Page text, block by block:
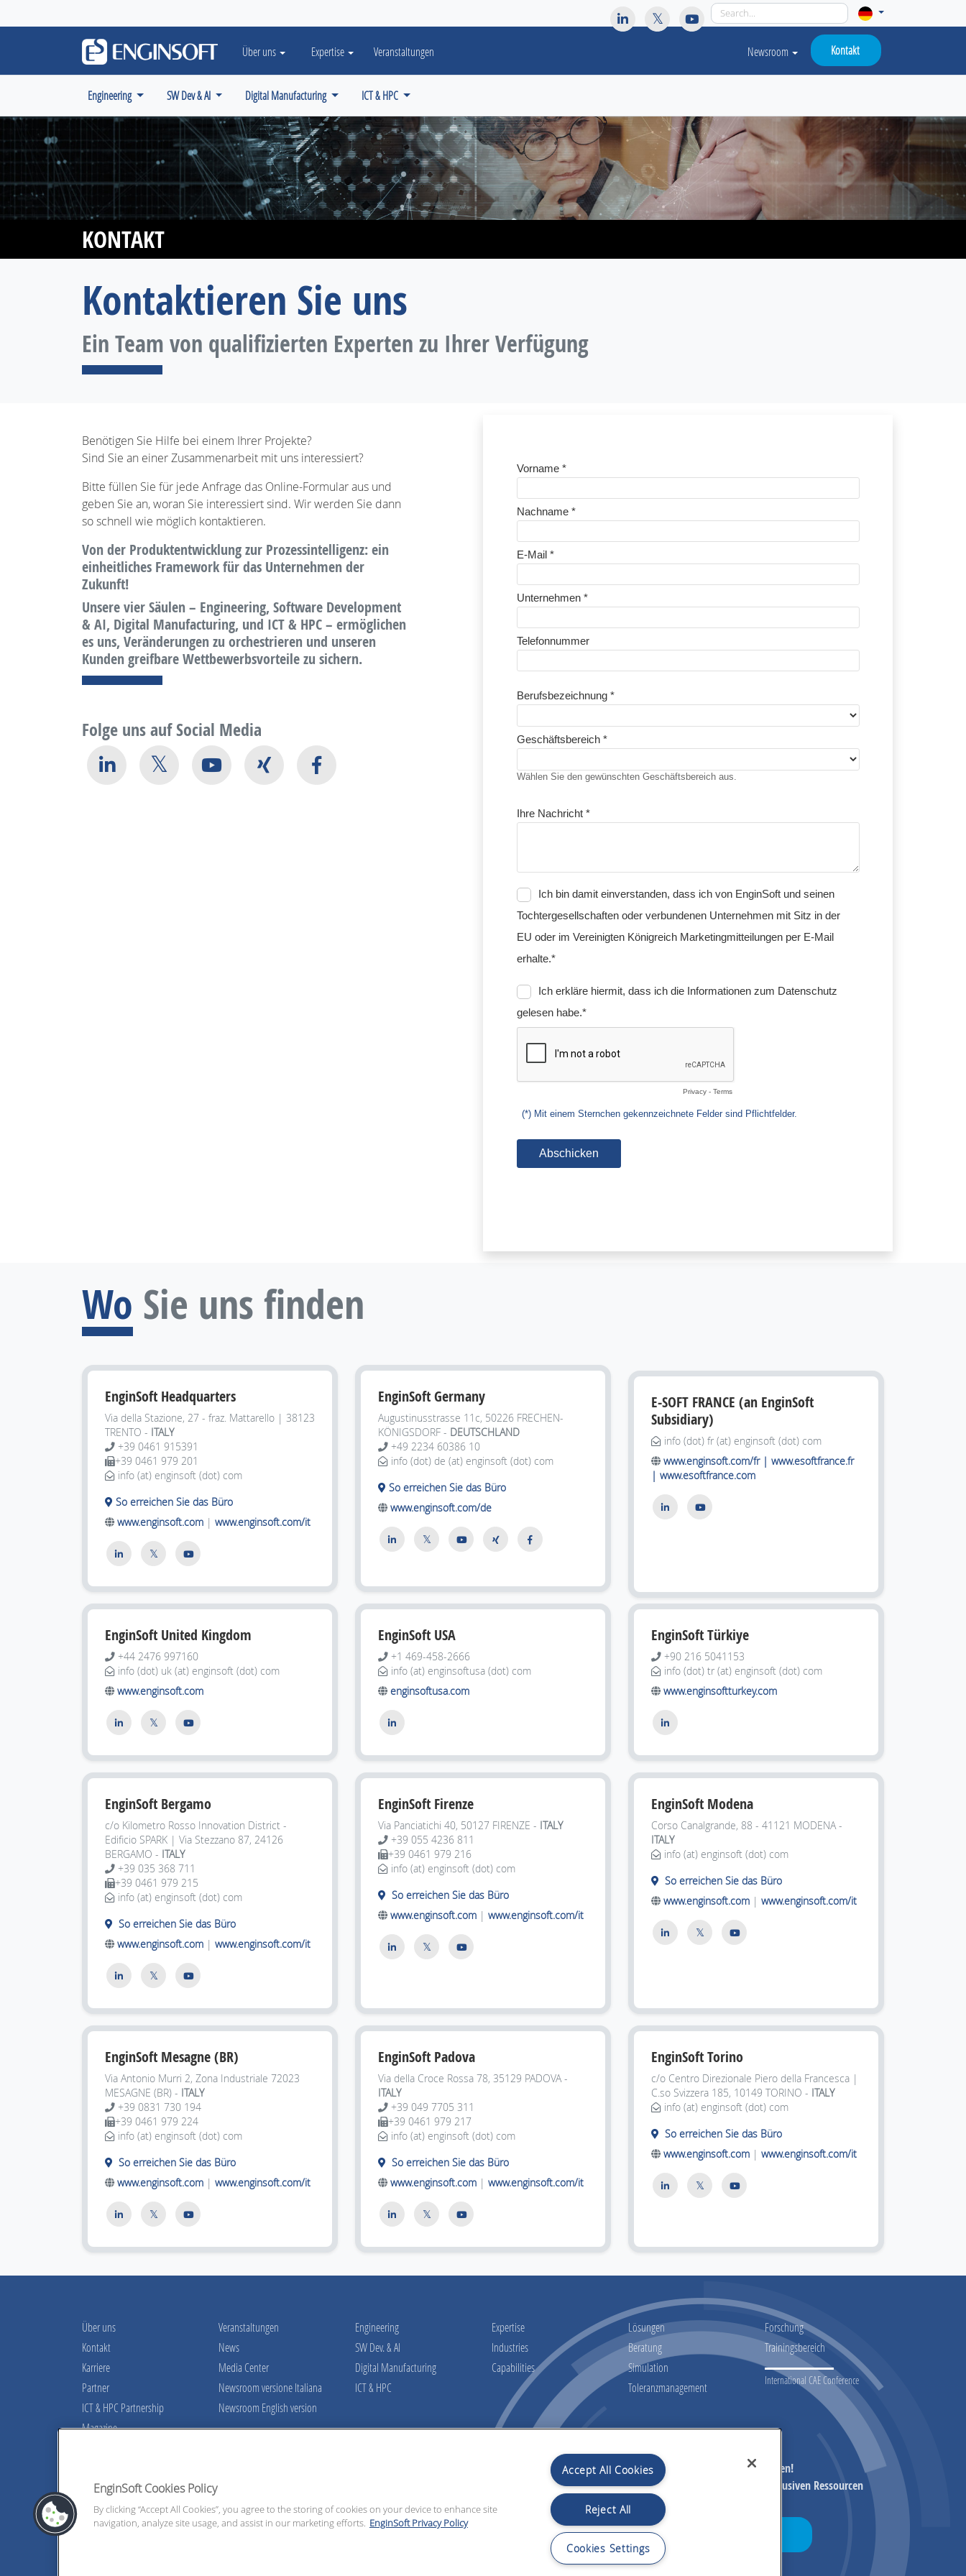
Über uns Expertise Veranstaltungen Newsroom Kontakt
Engineering SW Dev & AI Digital Manufacturing ICT & HPC
KONTAKT
Kontaktieren Sie uns
Ein Team von qualifizierten Experten zu Ihrer Verfügung
Benötigen Sie Hilfe bei einem Ihrer Projekte?
Sind Sie an einer Zusammenarbeit mit uns interessiert?
Bitte füllen Sie für jede Anfrage das Online-Formular aus und
geben Sie an, woran Sie interessiert sind. Wir werden Sie dann
so schnell wie möglich kontaktieren.
Von der Produktentwicklung zur Prozessintelligenz: ein
einheitliches Framework für das Unternehmen der
Zukunft!
Unsere vier Säulen – Engineering, Software Development
& AI, Digital Manufacturing, und ICT & HPC – ermöglichen
es uns, Veränderungen zu orchestrieren und unseren
Kunden greifbare Wettbewerbsvorteile zu sichern.
Folge uns auf Social Media
Wo Sie uns finden
EnginSoft Headquarters
Via della Stazione, 27 - fraz. Mattarello | 38123
TRENTO - ITALY
+39 0461 915391
+39 0461 979 201
info (at) enginsoft (dot) com
So erreichen Sie das Büro
www.enginsoft.com | www.enginsoft.com/it
EnginSoft Germany
Augustinusstrasse 11c, 50226 FRECHEN-
KÖNIGSDORF - DEUTSCHLAND
+49 2234 60386 10
info (dot) de (at) enginsoft (dot) com
So erreichen Sie das Büro
www.enginsoft.com/de
E-SOFT FRANCE (an EnginSoft
Subsidiary)
info (dot) fr (at) enginsoft (dot) com
www.enginsoft.com/fr | www.esoftfrance.fr
| www.esoftfrance.com
EnginSoft United Kingdom
+44 2476 997160
info (dot) uk (at) enginsoft (dot) com
www.enginsoft.com
EnginSoft USA
+1 469-458-2666
info (at) enginsoftusa (dot) com
enginsoftusa.com
EnginSoft Türkiye
+90 216 5041153
info (dot) tr (at) enginsoft (dot) com
www.enginsoftturkey.com
EnginSoft Bergamo
c/o Kilometro Rosso Innovation District -
Edificio SPARK | Via Stezzano 87, 24126
BERGAMO - ITALY
+39 035 368 711
+39 0461 979 215
info (at) enginsoft (dot) com
So erreichen Sie das Büro
www.enginsoft.com | www.enginsoft.com/it
EnginSoft Firenze
Via Panciatichi 40, 50127 FIRENZE - ITALY
+39 055 4236 811
+39 0461 979 216
info (at) enginsoft (dot) com
So erreichen Sie das Büro
www.enginsoft.com | www.enginsoft.com/it
EnginSoft Modena
Corso Canalgrande, 88 - 41121 MODENA -
ITALY
info (at) enginsoft (dot) com
So erreichen Sie das Büro
www.enginsoft.com | www.enginsoft.com/it
EnginSoft Mesagne (BR)
Via Antonio Murri 2, Zona Industriale 72023
MESAGNE (BR) - ITALY
+39 0831 730 194
+39 0461 979 224
info (at) enginsoft (dot) com
So erreichen Sie das Büro
www.enginsoft.com | www.enginsoft.com/it
EnginSoft Padova
Via della Croce Rossa 78, 35129 PADOVA -
ITALY
+39 049 7705 311
+39 0461 979 217
info (at) enginsoft (dot) com
So erreichen Sie das Büro
www.enginsoft.com | www.enginsoft.com/it
EnginSoft Torino
c/o Centro Direzionale Piero della Francesca |
C.so Svizzera 185, 10149 TORINO - ITALY
info (at) enginsoft (dot) com
So erreichen Sie das Büro
www.enginsoft.com | www.enginsoft.com/it
Über uns
Kontakt
Karriere
Partner
ICT & HPC Partnership
Magazine
Veranstaltungen
News
Media Center
Newsroom versione Italiana
Newsroom English version
Engineering
SW Dev. & AI
Digital Manufacturing
ICT & HPC
Expertise
Industries
Capabilities
Lösungen
Beratung
Simulation
Toleranzmanagement
Forschung
Trainingsbereich
International CAE Conference
Ein Team von qualifizierten Ingenieuren zu Ihrer Verfügung
Kontaktiere uns
Verpassen Sie nicht unsere Initiativen!
Vorschauinformationen zu unseren Initiativen, exklusiven Ressourcen
EnginSoft Cookies Policy
By clicking “Accept All Cookies”, you agree to the storing of cookies on your device to enhance site
navigation, analyze site usage, and assist in our marketing efforts. EnginSoft Privacy Policy
Accept All Cookies
Reject All
Cookies Settings
May we use cookies to track your activities? We take your privacy very seriously. Please see our privacy policy for details and any questions. No